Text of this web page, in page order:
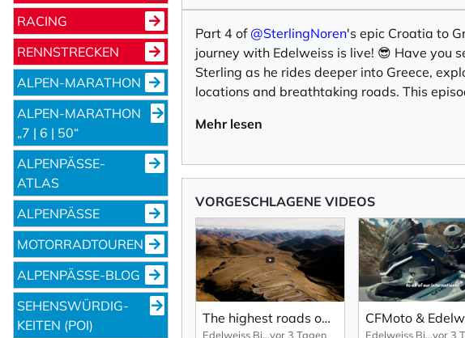
RACING
RENNSTRECKEN
ALPEN-MARATHON
ALPEN-MARATHON
„7 | 6 | 50“
ALPENPÄSSE-
ATLAS
ALPENPÄSSE
MOTORRADTOUREN
ALPENPÄSSE-BLOG
SEHENS­WÜRDIG­
KEITEN (POI)
Part 4 of ‪@SterlingNoren's epic Croatia to
journey with Edelweiss is live! 😎 Have you
Sterling as he rides deeper into Greece,
locations and breathtaking roads. This
Mehr lesen
VORGESCHLAGENE VIDEOS
The highest roads on earth with Edelweiss | CFMoto 1000MT-X in Tibet
Edelweiss Bike Travelvor 3 Tagen Edelweiss Bike Travelvor 3